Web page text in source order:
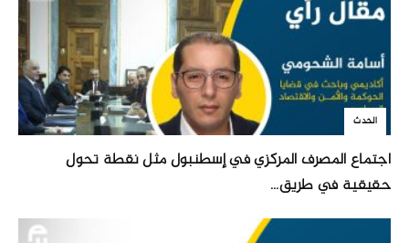
الحدث
اجتماع المصرف المركزي في إسطنبول مثل نقطة تحول
حقيقية في طريق...